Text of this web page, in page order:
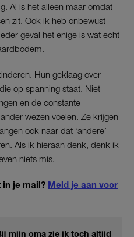
Al is het alleen maar omdat
zit. Ook ik heb onbewust
geval het enige is wat echt
Hun geklaag over
op spanning staat. Niet
en de constante
wezen voelen. Ze krijgen
ook naar dat ‘andere’
Als ik hieraan denk, denk ik
niets mis.
in je mail? Meld je aan voor
mijn oma zie ik toch altijd